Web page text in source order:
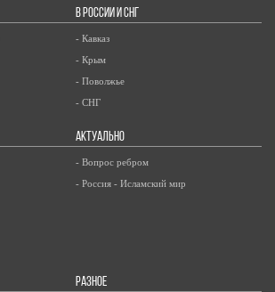
В РОССИИ И СНГ
- Кавказ
- Крым
- Поволжье
- СНГ
АКТУАЛЬНО
- Вопрос ребром
- Россия - Исламский мир
РАЗНОЕ